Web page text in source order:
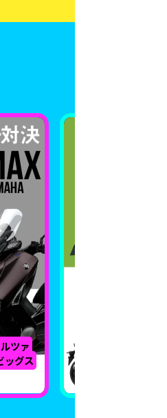
ツァ
ッグス